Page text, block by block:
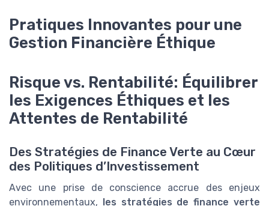
Pratiques Innovantes pour une
Gestion Financière Éthique
Risque vs. Rentabilité: Équilibrer
les Exigences Éthiques et les
Attentes de Rentabilité
Des Stratégies de Finance Verte au Cœur
des Politiques d’Investissement
Avec une prise de conscience accrue des enjeux
environnementaux, les stratégies de finance verte